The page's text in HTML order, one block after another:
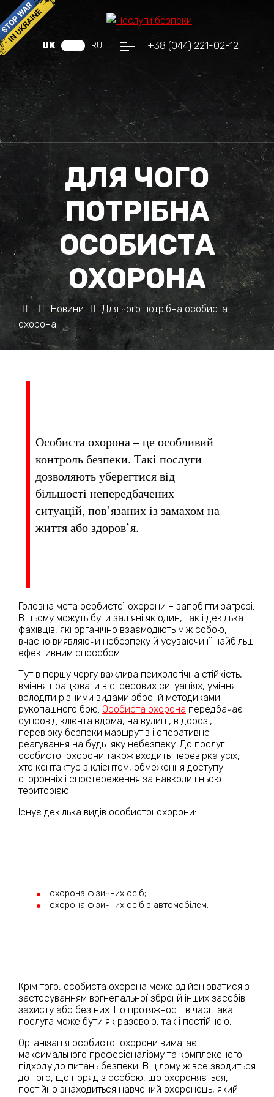
+38 (044) 221-02-12
UK RU
ДЛЯ ЧОГО
ПОТРІБНА
ОСОБИСТА
ОХОРОНА
Новини
Для чого потрібна особиста
охорона
Особиста охорона – це особливий
контроль безпеки. Такі послуги
дозволяють уберегтися від
більшості непередбачених
ситуацій, пов’язаних із замахом на
життя або здоров’я.
Головна мета особистої охорони – запобігти загрозі.
В цьому можуть бути задіяні як один, так і декілька
фахівців, які органічно взаємодіють між собою,
вчасно виявляючи небезпеку й усуваючи її найбільш
ефективним способом.
Тут в першу чергу важлива психологічна стійкість,
вміння працювати в стресових ситуаціях, уміння
володіти різними видами зброї й методиками
рукопашного бою. Особиста охорона передбачає
супровід клієнта вдома, на вулиці, в дорозі,
перевірку безпеки маршрутів і оперативне
реагування на будь-яку небезпеку. До послуг
особистої охорони також входить перевірка усіх,
хто контактує з клієнтом, обмеження доступу
сторонніх і спостереження за навколишньою
територією.
Існує декілька видів особистої охорони:
охорона фізичних осіб;
охорона фізичних осіб з автомобілем;
Крім того, особиста охорона може здійснюватися з
застосуванням вогнепальної зброї й інших засобів
захисту або без них. По протяжності в часі така
послуга може бути як разовою, так і постійною.
Організація особистої охорони вимагає
максимального професіоналізму та комплексного
підходу до питань безпеки. В цілому ж все зводиться
до того, що поряд з особою, що охороняється,
постійно знаходиться навчений охоронець, який